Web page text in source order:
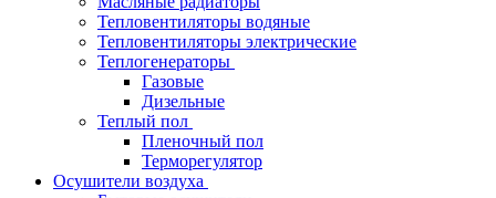
Тепловентиляторы водяные
Тепловентиляторы электрические
Теплогенераторы
Газовые
Дизельные
Теплый пол
Пленочный пол
Терморегулятор
Осушители воздуха